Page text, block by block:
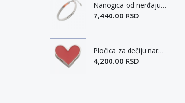
Nanogica od nerđajućeg čelika u ševron dizajnu sa bakrom M-L
7,440.00 RSD
Pločica za dečiju narukvicu u obliku srca
4,200.00 RSD